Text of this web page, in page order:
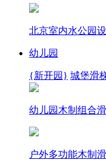
北京室内水公园
幼儿园
{新开园} 城堡滑
幼儿园木制组合
户外多功能木制